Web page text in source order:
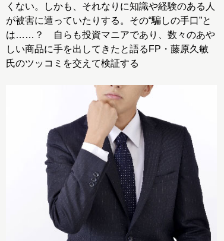
くない。しかも、それなりに知識や経験のある人
が被害に遭っていたりする。その“騙しの手口”と
は……？ 自らも投資マニアであり、数々のあや
しい商品に手を出してきたと語るFP・藤原久敏
氏のツッコミを交えて検証する